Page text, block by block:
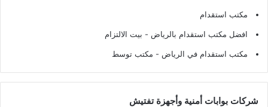
مكتب استقدام
افضل مكتب استقدام بالرياض - بيت الالتزام
مكتب استقدام في الرياض - مكتب توسط
شركات بوابات أمنية وأجهزة تفتيش